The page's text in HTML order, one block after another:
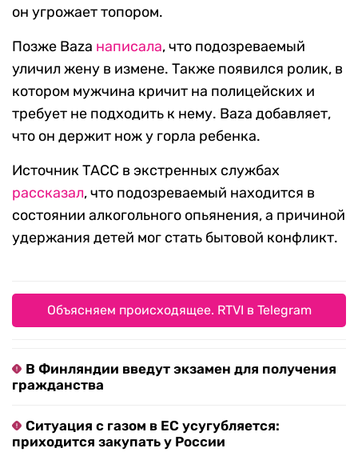
он угрожает топором.
Позже Baza написала, что подозреваемый
уличил жену в измене. Также появился ролик, в
котором мужчина кричит на полицейских и
требует не подходить к нему. Baza добавляет,
что он держит нож у горла ребенка.
Источник ТАСС в экстренных службах
рассказал, что подозреваемый находится в
состоянии алкогольного опьянения, а причиной
удержания детей мог стать бытовой конфликт.
Объясняем происходящее. RTVI в Telegram
В Финляндии введут экзамен для получения
гражданства
Ситуация с газом в ЕС усугубляется:
приходится закупать у России